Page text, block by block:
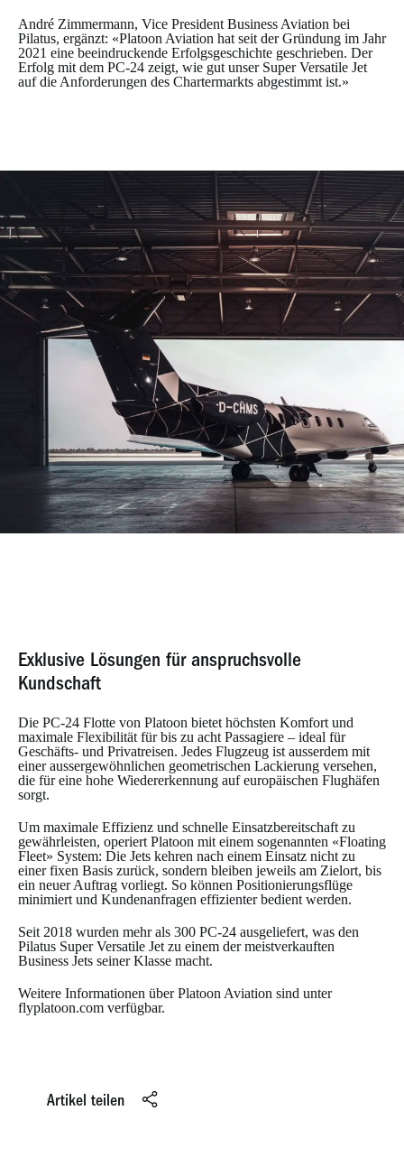
André Zimmermann, Vice President Business Aviation bei
Pilatus, ergänzt: «Platoon Aviation hat seit der Gründung im Jahr
2021 eine beeindruckende Erfolgsgeschichte geschrieben. Der
Erfolg mit dem PC-24 zeigt, wie gut unser Super Versatile Jet
auf die Anforderungen des Chartermarkts abgestimmt ist.»
Exklusive Lösungen für anspruchsvolle
Kundschaft
Die PC-24 Flotte von Platoon bietet höchsten Komfort und
maximale Flexibilität für bis zu acht Passagiere – ideal für
Geschäfts- und Privatreisen. Jedes Flugzeug ist ausserdem mit
einer aussergewöhnlichen geometrischen Lackierung versehen,
die für eine hohe Wiedererkennung auf europäischen Flughäfen
sorgt.
Um maximale Effizienz und schnelle Einsatzbereitschaft zu
gewährleisten, operiert Platoon mit einem sogenannten «Floating
Fleet» System: Die Jets kehren nach einem Einsatz nicht zu
einer fixen Basis zurück, sondern bleiben jeweils am Zielort, bis
ein neuer Auftrag vorliegt. So können Positionierungsflüge
minimiert und Kundenanfragen effizienter bedient werden.
Seit 2018 wurden mehr als 300 PC-24 ausgeliefert, was den
Pilatus Super Versatile Jet zu einem der meistverkauften
Business Jets seiner Klasse macht.
Weitere Informationen über Platoon Aviation sind unter
flyplatoon.com verfügbar.
Artikel teilen